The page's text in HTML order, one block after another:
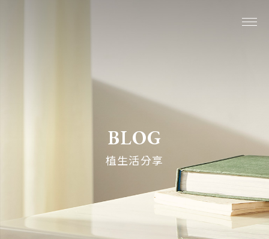
關於我們
最新消息
植生活分享
購物說明
BLOG
植生活分享